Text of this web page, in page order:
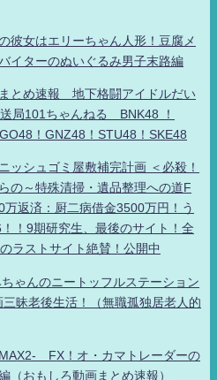
女はエリーちゃん人形！豆腐メ
イターのぬいぐるみ男子末路編
とめ速報 地下格闘アイドルだい
局101ちゃんねる BNK48 ！
！GNZ48！STU48！SKE48
ッシュゴミ屋敷補完計画 ＜必殺！
の～特殊清掃・遺品整理への道F
返済：厨二病借金3500万円！う
！9期研究生、最後のサイト！全
ラストサイト絶賛！公開中
ゃんのニートッフルステーション
昧老後生活！（無職孤独居老人的
FX！オ・カマトレーダーの
おもしろ動画まとめ速報）